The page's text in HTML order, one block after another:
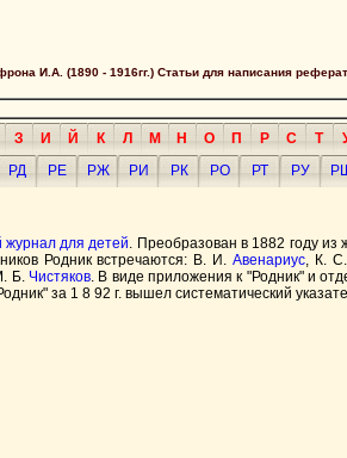
И.А. (1890 - 1916гг.) Статьи для написания
З И Й К Л М Н О П Р С Т
РД РЕ РЖ РИ РК РО РТ РУ
журнал для детей. Преобразован в 1882 году
Родник встречаются: В. И.Авенариус, К. С.
Б. Чистяков. В виде приложения к "Родник" и
за 1 8 92 г. вышел систематический